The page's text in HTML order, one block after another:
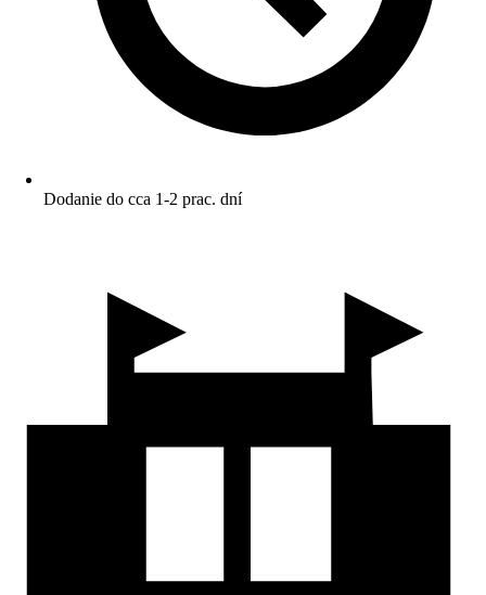
Dodanie do cca 1-2 prac. dní